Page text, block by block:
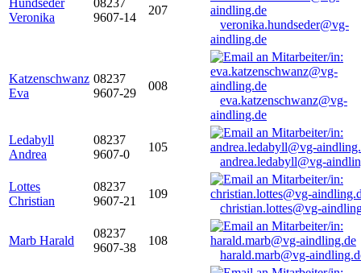
Hundseder
Veronika
08237
9607-14
207
veronika.hundseder@vg-
aindling.de
Katzenschwanz
Eva
08237
9607-29
008
eva.katzenschwanz@vg-
aindling.de
Ledabyll
Andrea
08237
9607-0
105
andrea.ledabyll@vg-
Lottes
Christian
08237
9607-21
109
christian.lottes@vg-
Marb Harald
08237
9607-38
108
harald.marb@vg-